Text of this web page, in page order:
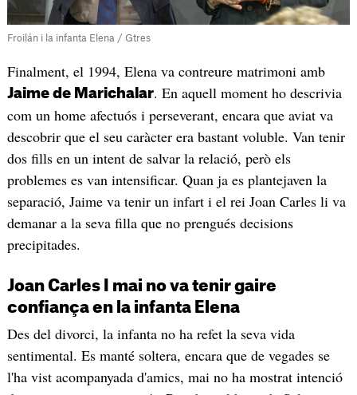
Froilán i la infanta Elena / Gtres
Finalment, el 1994, Elena va contreure matrimoni amb
Jaime de Marichalar. En aquell moment ho descrivia
com un home afectuós i perseverant, encara que aviat va
descobrir que el seu caràcter era bastant voluble. Van tenir
dos fills en un intent de salvar la relació, però els
problemes es van intensificar. Quan ja es plantejaven la
separació, Jaime va tenir un infart i el rei Joan Carles li va
demanar a la seva filla que no prengués decisions
precipitades.
Joan Carles I mai no va tenir gaire
confiança en la infanta Elena
Des del divorci, la infanta no ha refet la seva vida
sentimental. Es manté soltera, encara que de vegades se
l'ha vist acompanyada d'amics, mai no ha mostrat intenció